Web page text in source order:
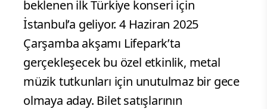
beklenen ilk Türkiye konseri için
İstanbul’a geliyor. 4 Haziran 2025
Çarşamba akşamı Lifepark’ta
gerçekleşecek bu özel etkinlik, metal
müzik tutkunları için unutulmaz bir gece
olmaya aday. Bilet satışlarının